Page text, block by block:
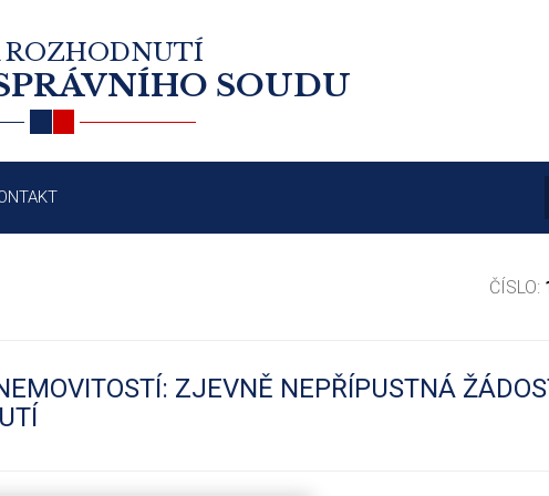
ROZHODNUTÍ
SOUDU
ČÍSLO:
ZJEVNĚ NEPŘÍPUSTNÁ